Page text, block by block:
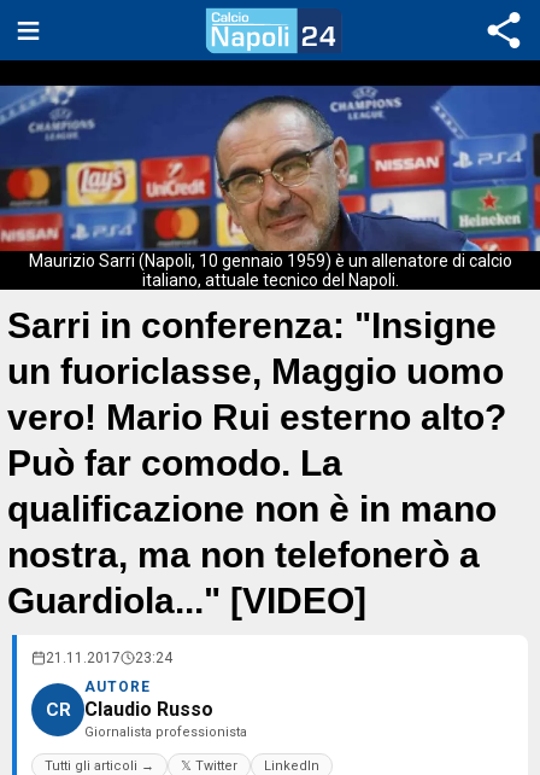
Maurizio Sarri (Napoli, 10 gennaio 1959) è un allenatore di calcio
italiano, attuale tecnico del Napoli.
Sarri in conferenza: "Insigne
un fuoriclasse, Maggio uomo
vero! Mario Rui esterno alto?
Può far comodo. La
qualificazione non è in mano
nostra, ma non telefonerò a
Guardiola..." [VIDEO]
21.11.2017 23:24
CR
AUTORE
Claudio Russo
Giornalista professionista
Tutti gli articoli → 𝕏 Twitter LinkedIn